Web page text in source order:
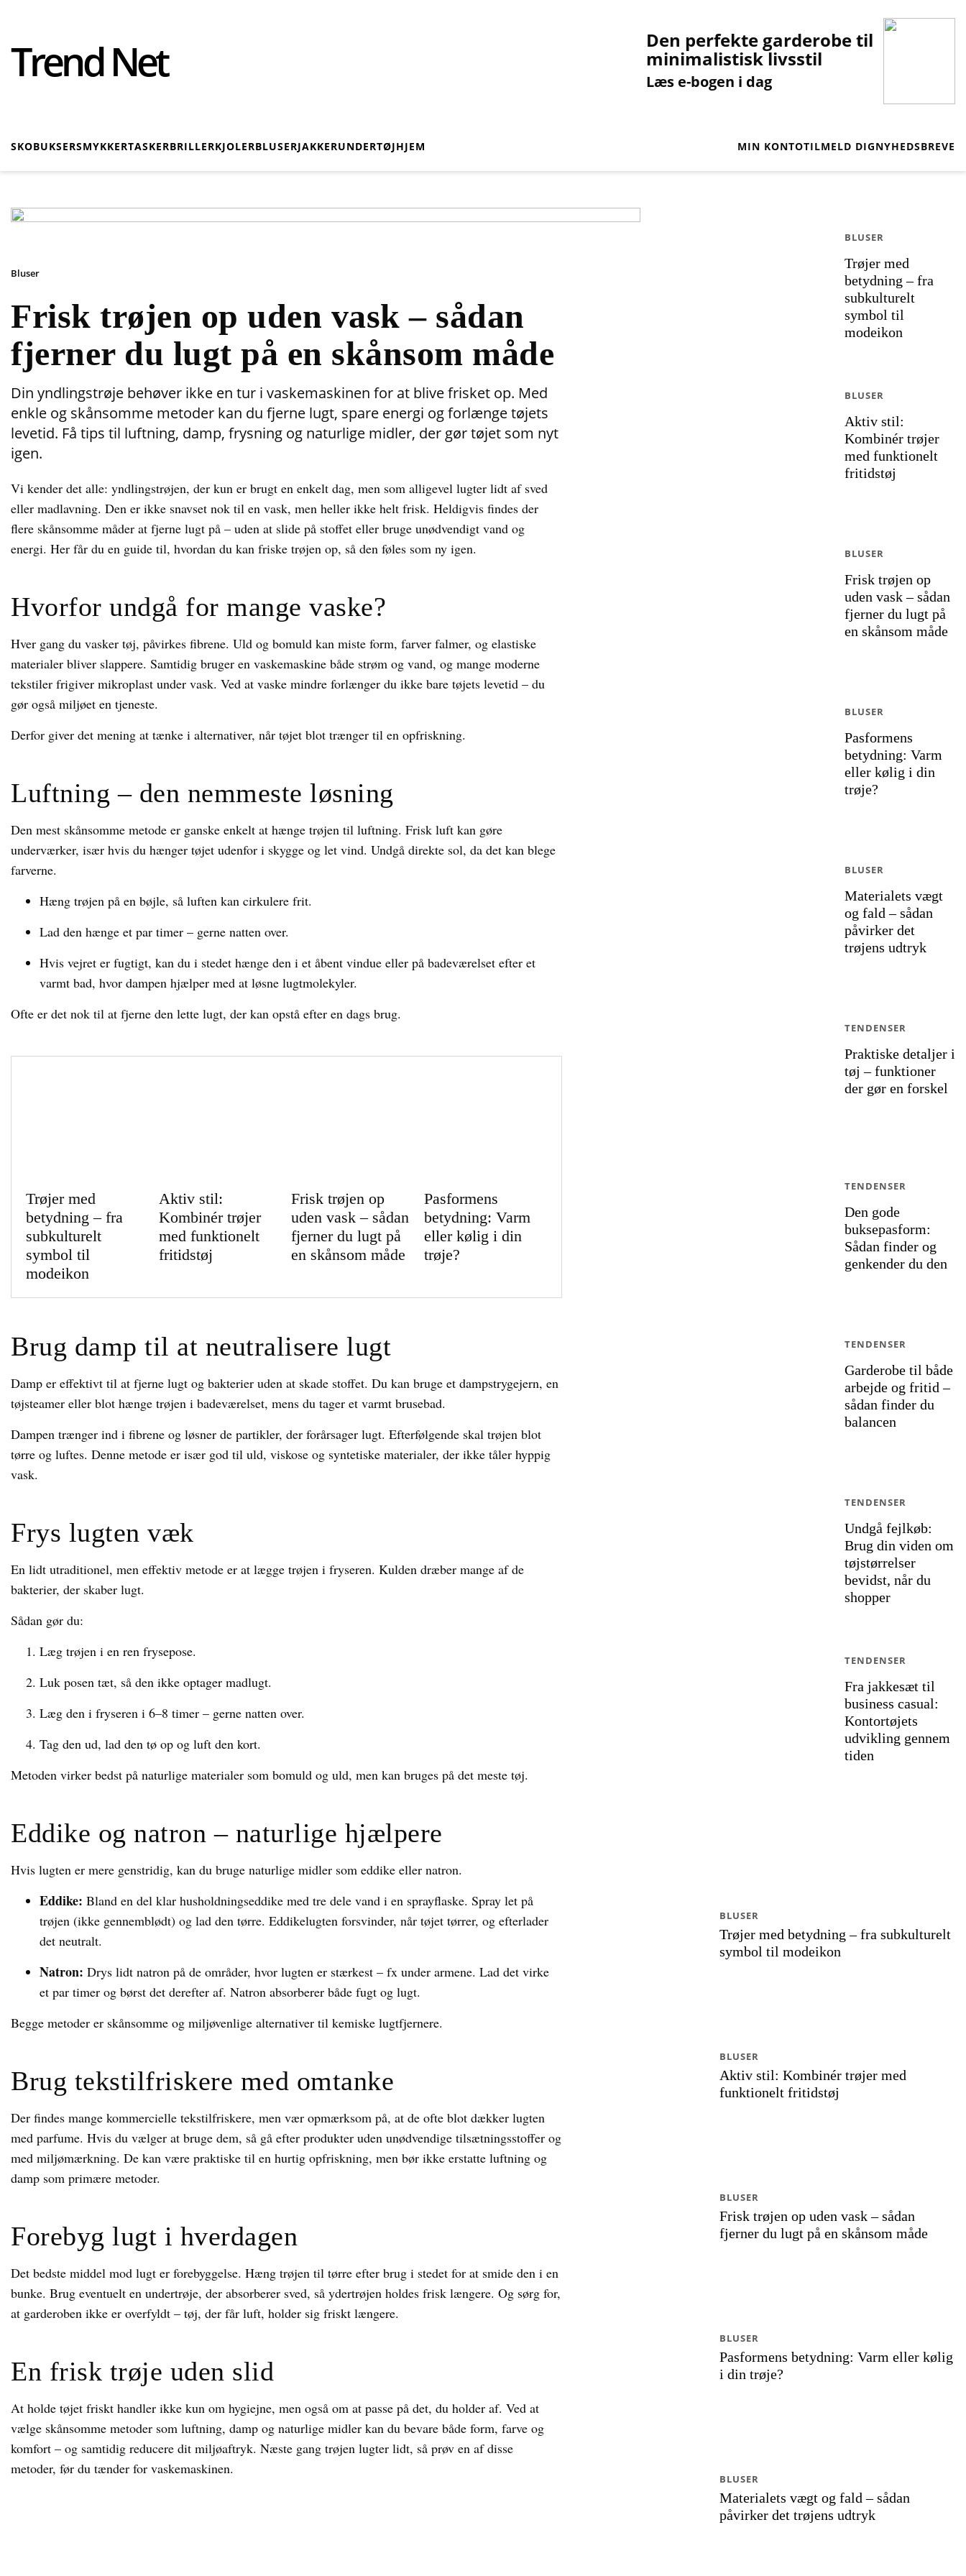
Trend Net Den perfekte garderobe til
minimalistisk livsstil
Læs e-bogen i dag
SKOBUKSERSMYKKERTASKERBRILLERKJOLERBLUSERJAKKERUNDERTØJHJEM MIN KONTOTILMELD DIGNYHEDSBREVE
Frisk trøjen op uden vask – sådan
fjerner du lugt på en skånsom måde
Bluser
Din yndlingstrøje behøver ikke en tur i vaskemaskinen for at blive frisket op. Med
enkle og skånsomme metoder kan du fjerne lugt, spare energi og forlænge tøjets
levetid. Få tips til luftning, damp, frysning og naturlige midler, der gør tøjet som nyt
igen.
Vi kender det alle: yndlingstrøjen, der kun er brugt en enkelt dag, men som alligevel lugter lidt af sved
eller madlavning. Den er ikke snavset nok til en vask, men heller ikke helt frisk. Heldigvis findes der
flere skånsomme måder at fjerne lugt på – uden at slide på stoffet eller bruge unødvendigt vand og
energi. Her får du en guide til, hvordan du kan friske trøjen op, så den føles som ny igen.
Hvorfor undgå for mange vaske?
Hver gang du vasker tøj, påvirkes fibrene. Uld og bomuld kan miste form, farver falmer, og elastiske
materialer bliver slappere. Samtidig bruger en vaskemaskine både strøm og vand, og mange moderne
tekstiler frigiver mikroplast under vask. Ved at vaske mindre forlænger du ikke bare tøjets levetid – du
gør også miljøet en tjeneste.
Derfor giver det mening at tænke i alternativer, når tøjet blot trænger til en opfriskning.
Luftning – den nemmeste løsning
Den mest skånsomme metode er ganske enkelt at hænge trøjen til luftning. Frisk luft kan gøre
underværker, især hvis du hænger tøjet udenfor i skygge og let vind. Undgå direkte sol, da det kan blege
farverne.
Hæng trøjen på en bøjle, så luften kan cirkulere frit.
Lad den hænge et par timer – gerne natten over.
Hvis vejret er fugtigt, kan du i stedet hænge den i et åbent vindue eller på badeværelset efter et
varmt bad, hvor dampen hjælper med at løsne lugtmolekyler.
Ofte er det nok til at fjerne den lette lugt, der kan opstå efter en dags brug.
Trøjer med
betydning – fra
subkulturelt
symbol til
modeikon
Aktiv stil:
Kombinér trøjer
med funktionelt
fritidstøj
Frisk trøjen op
uden vask – sådan
fjerner du lugt på
en skånsom måde
Pasformens
betydning: Varm
eller kølig i din
trøje?
Brug damp til at neutralisere lugt
Damp er effektivt til at fjerne lugt og bakterier uden at skade stoffet. Du kan bruge et dampstrygejern, en
tøjsteamer eller blot hænge trøjen i badeværelset, mens du tager et varmt brusebad.
Dampen trænger ind i fibrene og løsner de partikler, der forårsager lugt. Efterfølgende skal trøjen blot
tørre og luftes. Denne metode er især god til uld, viskose og syntetiske materialer, der ikke tåler hyppig
vask.
Frys lugten væk
En lidt utraditionel, men effektiv metode er at lægge trøjen i fryseren. Kulden dræber mange af de
bakterier, der skaber lugt.
Sådan gør du:
Læg trøjen i en ren frysepose.
Luk posen tæt, så den ikke optager madlugt.
Læg den i fryseren i 6–8 timer – gerne natten over.
Tag den ud, lad den tø op og luft den kort.
Metoden virker bedst på naturlige materialer som bomuld og uld, men kan bruges på det meste tøj.
Eddike og natron – naturlige hjælpere
Hvis lugten er mere genstridig, kan du bruge naturlige midler som eddike eller natron.
Eddike: Bland en del klar husholdningseddike med tre dele vand i en sprayflaske. Spray let på
trøjen (ikke gennemblødt) og lad den tørre. Eddikelugten forsvinder, når tøjet tørrer, og efterlader
det neutralt.
Natron: Drys lidt natron på de områder, hvor lugten er stærkest – fx under armene. Lad det virke
et par timer og børst det derefter af. Natron absorberer både fugt og lugt.
Begge metoder er skånsomme og miljøvenlige alternativer til kemiske lugtfjernere.
Brug tekstilfriskere med omtanke
Der findes mange kommercielle tekstilfriskere, men vær opmærksom på, at de ofte blot dækker lugten
med parfume. Hvis du vælger at bruge dem, så gå efter produkter uden unødvendige tilsætningsstoffer og
med miljømærkning. De kan være praktiske til en hurtig opfriskning, men bør ikke erstatte luftning og
damp som primære metoder.
Forebyg lugt i hverdagen
Det bedste middel mod lugt er forebyggelse. Hæng trøjen til tørre efter brug i stedet for at smide den i en
bunke. Brug eventuelt en undertrøje, der absorberer sved, så ydertrøjen holdes frisk længere. Og sørg for,
at garderoben ikke er overfyldt – tøj, der får luft, holder sig friskt længere.
En frisk trøje uden slid
At holde tøjet friskt handler ikke kun om hygiejne, men også om at passe på det, du holder af. Ved at
vælge skånsomme metoder som luftning, damp og naturlige midler kan du bevare både form, farve og
komfort – og samtidig reducere dit miljøaftryk. Næste gang trøjen lugter lidt, så prøv en af disse
metoder, før du tænder for vaskemaskinen.
Trøjer med
betydning – fra
subkulturelt
symbol til
modeikon
BLUSER
Aktiv stil:
Kombinér trøjer
med funktionelt
fritidstøj
BLUSER
Frisk trøjen op
uden vask – sådan
fjerner du lugt på
en skånsom måde
BLUSER
Pasformens
betydning: Varm
eller kølig i din
trøje?
BLUSER
Materialets vægt
og fald – sådan
påvirker det
trøjens udtryk
BLUSER
Praktiske detaljer i
tøj – funktioner
der gør en forskel
TENDENSER
Den gode
buksepasform:
Sådan finder og
genkender du den
TENDENSER
Garderobe til både
arbejde og fritid –
sådan finder du
balancen
TENDENSER
Undgå fejlkøb:
Brug din viden om
tøjstørrelser
bevidst, når du
shopper
TENDENSER
Fra jakkesæt til
business casual:
Kontortøjets
udvikling gennem
tiden
TENDENSER
Trøjer med betydning – fra subkulturelt
symbol til modeikon
BLUSER
Aktiv stil: Kombinér trøjer med
funktionelt fritidstøj
BLUSER
Frisk trøjen op uden vask – sådan
fjerner du lugt på en skånsom måde
BLUSER
Pasformens betydning: Varm eller kølig
i din trøje?
BLUSER
Materialets vægt og fald – sådan
påvirker det trøjens udtryk
BLUSER